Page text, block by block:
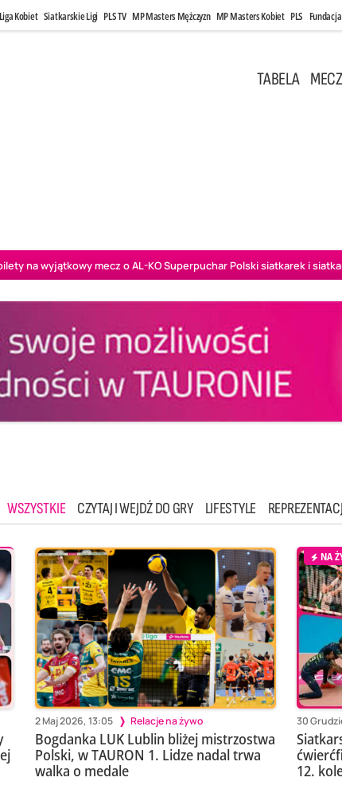
Kobiet Siatkarskie Ligi PLS TV MP Masters Mężczyzn MP Masters Kobiet PLS
TABELA
na wyjątkowy mecz o AL-KO Superpuchar Polski siatkarek i
WSZYSTKIE CZYTAJ I WEJDŹ DO GRY LIFESTYLE
2 Maj 2026, 13:05 Relacje na żywo
Bogdanka LUK Lublin bliżej mistrzostwa
Polski, w TAURON 1. Lidze nadal trwa
walka o medale
NA
30
12.